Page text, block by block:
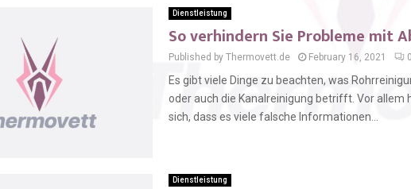
Dienstleistung
So verhindern Sie Probleme mit
Published by Thermovett.de February 16, 2021 0
Es gibt viele Dinge zu beachten, was
oder auch die Kanalreinigung betrifft. Vor allem
sich, dass es viele falsche Informationen...
Dienstleistung